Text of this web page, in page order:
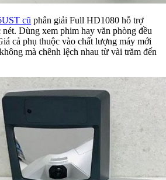
cũ phân giải Full HD1080 hỗ trợ
Dùng xem phim hay văn phòng đều
cả phụ thuộc vào chất lượng máy mới
mà chênh lệch nhau từ vài trăm đến